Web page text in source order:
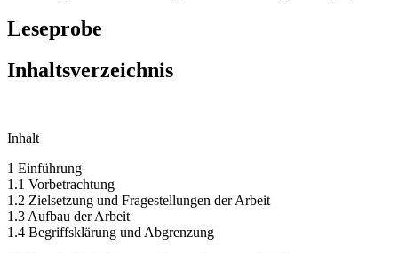
Leseprobe
Inhaltsverzeichnis
Inhalt
1 Einführung
1.1 Vorbetrachtung
1.2 Zielsetzung und Fragestellungen der Arbeit
1.3 Aufbau der Arbeit
1.4 Begriffsklärung und Abgrenzung